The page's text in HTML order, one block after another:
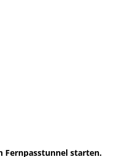
Fernpasstunnel starten.